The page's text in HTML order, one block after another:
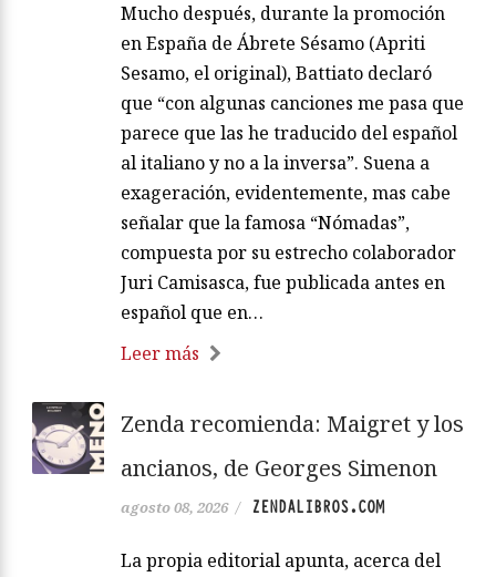
Mucho después, durante la promoción
en España de Ábrete Sésamo (Apriti
Sesamo, el original), Battiato declaró
que “con algunas canciones me pasa que
parece que las he traducido del español
al italiano y no a la inversa”. Suena a
exageración, evidentemente, mas cabe
señalar que la famosa “Nómadas”,
compuesta por su estrecho colaborador
Juri Camisasca, fue publicada antes en
español que en…
Leer más
Zenda recomienda: Maigret y los
ancianos, de Georges Simenon
agosto 08, 2026 / ZENDALIBROS.COM
La propia editorial apunta, acerca del